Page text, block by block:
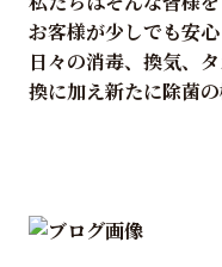
お客様が少しでも安
日々の消毒、換気、
換に加え新たに除菌